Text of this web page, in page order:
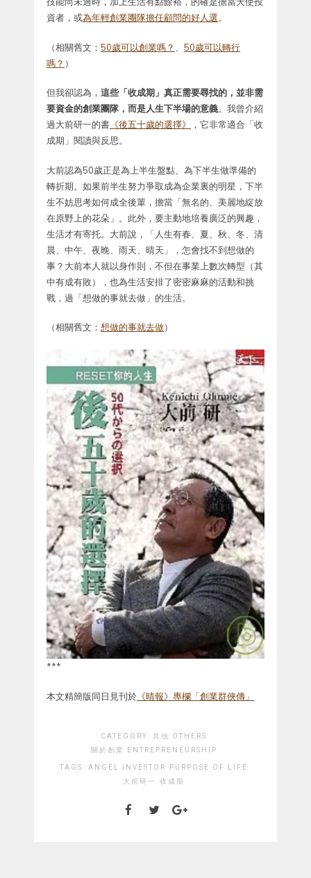
資者，或為年輕創業團隊擔任顧問的好人選。
（相關舊文： 50歲可以創業嗎？
50歲可以轉行
嗎？ ）
但我卻認為， 這些「收成期」真正需要尋找的，並非需
要資金的創業團隊，而是人生下半場的意義。我曾介紹
過大前研一的書 《後五十歲的選擇》
，它非常適合「收
成期」閱讀與反思。
大前認為50歲正是為上半生盤點、為下半生做準備的
轉折期。如果前半生努力爭取成為企業裏的明星，下半
生不妨思考如何成全後輩，擔當「無名的、美麗地綻放
在原野上的花朵」。此外，要主動地培養廣泛的興趣，
生活才有寄托。大前說，「人生有春、夏、秋、冬、清
晨、中午、夜晚、雨天、晴天」，怎會找不到想做的
事？大前本人就以身作則，不但在事業上數次轉型（其
中有成有敗），也為生活安排了密密麻麻的活動和挑
戰，過「想做的事就去做」的生活。
（相關舊文： 想做的事就去做）
***
本文精簡版同日見刊於 《晴報》專欄「創業群俠傳」
CATEGORY: 其他 OTHERS
關於創業 ENTREPRENEURSHIP
TAGS: ANGEL INVESTOR
PURPOSE OF LIFE
大前研一
收成期